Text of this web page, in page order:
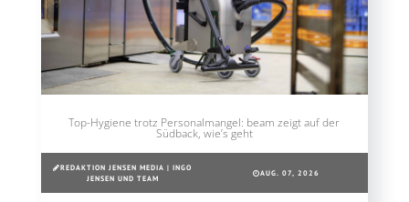
Top-Hygiene trotz Personalmangel: beam zeigt auf der
Südback, wie’s geht
REDAKTION JENSEN MEDIA | INGO
JENSEN UND TEAM
AUG. 07, 2026